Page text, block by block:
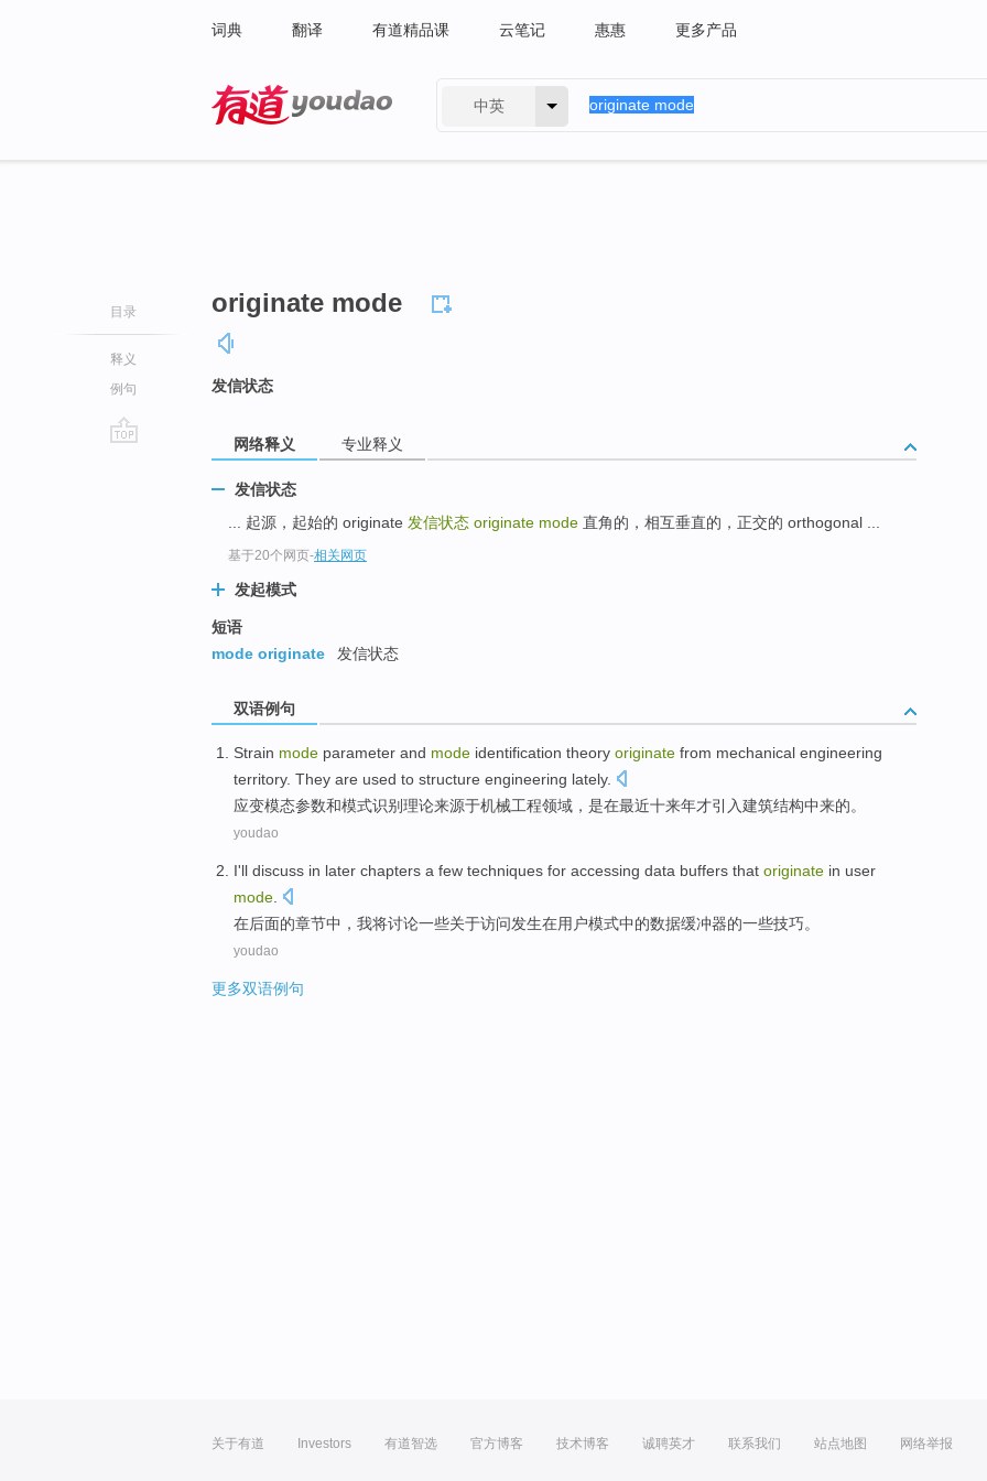
词典 翻译 有道精品课 云笔记 惠惠 更多产品
中英
目录
释义
例句
originate mode
发信状态
网络释义 专业释义
发信状态
... 起源，起始的 originate 发信状态 originate mode 直角的，相互垂直的，正交的 orthogonal ...
基于20个网页-相关网页
发起模式
短语
mode originate
发信状态
双语例句
Strain mode parameter and mode identification theory originate from mechanical engineering
territory. They are used to structure engineering lately.
应变模态参数和模式识别理论来源于机械工程领域 ， 是在最近十来年才引入建筑结构中来的。
youdao
I'll discuss in later chapters a few techniques for accessing data buffers that originate in user
mode
在后面的章节中， 我将讨论一些关于访问发生在用户模式中的数据缓冲器的一些技巧。
youdao
更多双语例句
关于有道 Investors 有道智选 官方博客 技术博客 诚聘英才 联系我们 站点地图 网络举报